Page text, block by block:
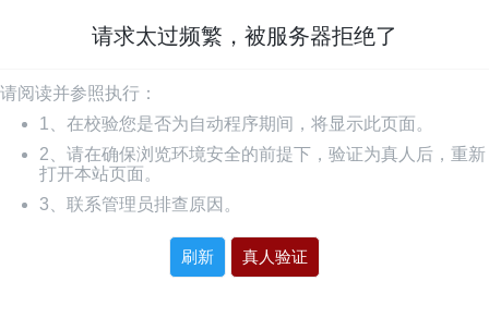
请求太过频繁，被服务器拒绝了
请阅读并参照执行：
1、在校验您是否为自动程序期间，将显示此页面。
2、请在确保浏览环境安全的前提下，验证为真人后，重新
打开本站页面。
3、联系管理员排查原因。
刷新 真人验证